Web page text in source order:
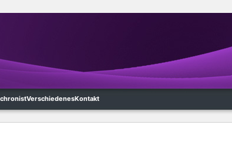
VerschiedenesKontakt